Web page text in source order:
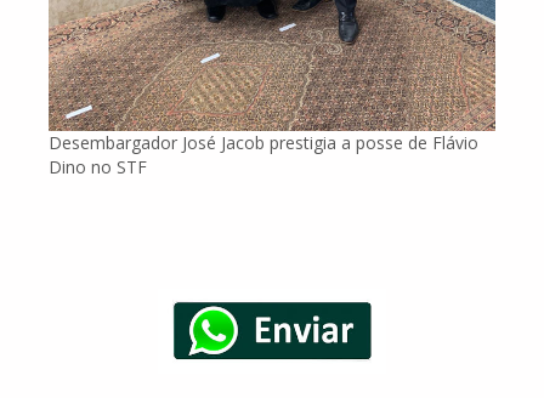
Desembargador José Jacob prestigia a posse de Flávio
Dino no STF